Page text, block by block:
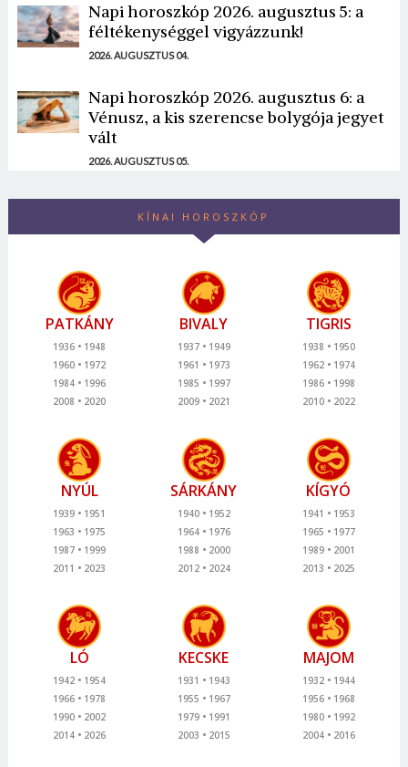
Napi horoszkóp 2026. augusztus 5: a
féltékenységgel vigyázzunk!
2026. AUGUSZTUS 04.
Napi horoszkóp 2026. augusztus 6: a
Vénusz, a kis szerencse bolygója jegyet
vált
2026. AUGUSZTUS 05.
KÍNAI HOROSZKÓP
PATKÁNY
1936
1948
1960
1972
1984
1996
2008
2020
BIVALY
1937
1949
1961
1973
1985
1997
2009
2021
TIGRIS
1938
1950
1962
1974
1986
1998
2010
2022
NYÚL
1939
1951
1963
1975
1987
1999
2011
2023
SÁRKÁNY
1940
1952
1964
1976
1988
2000
2012
2024
KÍGYÓ
1941
1953
1965
1977
1989
2001
2013
2025
LÓ
1942
1954
1966
1978
1990
2002
2014
2026
KECSKE
1931
1943
1955
1967
1979
1991
2003
2015
MAJOM
1932
1944
1956
1968
1980
1992
2004
2016